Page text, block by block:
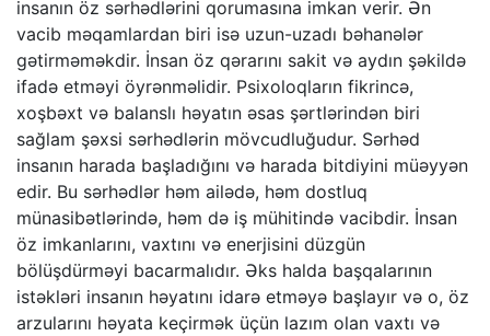
insanın öz sərhədlərini qorumasına imkan verir. Ən
vacib məqamlardan biri isə uzun-uzadı bəhanələr
gətirməməkdir. İnsan öz qərarını sakit və aydın şəkildə
ifadə etməyi öyrənməlidir. Psixoloqların fikrincə,
xoşbəxt və balanslı həyatın əsas şərtlərindən biri
sağlam şəxsi sərhədlərin mövcudluğudur. Sərhəd
insanın harada başladığını və harada bitdiyini müəyyən
edir. Bu sərhədlər həm ailədə, həm dostluq
münasibətlərində, həm də iş mühitində vacibdir. İnsan
öz imkanlarını, vaxtını və enerjisini düzgün
bölüşdürməyi bacarmalıdır. Əks halda başqalarının
istəkləri insanın həyatını idarə etməyə başlayır və o, öz
arzularını həyata keçirmək üçün lazım olan vaxtı və